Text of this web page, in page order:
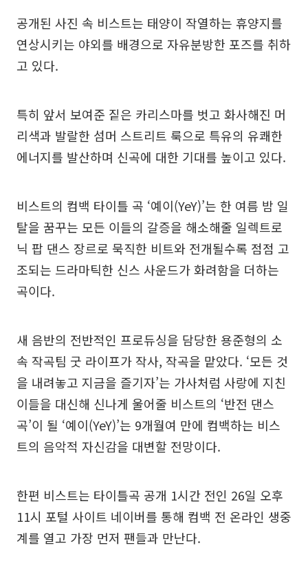
공개된 사진 속 비스트는 태양이 작열하는 휴양지를
연상시키는 야외를 배경으로 자유분방한 포즈를 취하
고 있다.
특히 앞서 보여준 짙은 카리스마를 벗고 화사해진 머
리색과 발랄한 섬머 스트리트 룩으로 특유의 유쾌한
에너지를 발산하며 신곡에 대한 기대를 높이고 있다.
비스트의 컴백 타이틀 곡 ‘예이(YeY)’는 한 여름 밤 일
탈을 꿈꾸는 모든 이들의 갈증을 해소해줄 일렉트로
닉 팝 댄스 장르로 묵직한 비트와 전개될수록 점점 고
조되는 드라마틱한 신스 사운드가 화려함을 더하는
곡이다.
새 음반의 전반적인 프로듀싱을 담당한 용준형의 소
속 작곡팀 굿 라이프가 작사, 작곡을 맡았다. ‘모든 것
을 내려놓고 지금을 즐기자’는 가사처럼 사랑에 지친
이들을 대신해 신나게 울어줄 비스트의 ‘반전 댄스
곡’이 될 ‘예이(YeY)’는 9개월여 만에 컴백하는 비스
트의 음악적 자신감을 대변할 전망이다.
한편 비스트는 타이틀곡 공개 1시간 전인 26일 오후
11시 포털 사이트 네이버를 통해 컴백 전 온라인 생중
계를 열고 가장 먼저 팬들과 만난다.